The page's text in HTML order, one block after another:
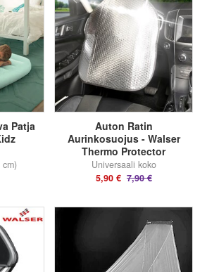
Patja
cm)
Auton Ratin
Aurinkosuojus - Walser
Thermo Protector
Universaali koko
5,90 € 7,90 €